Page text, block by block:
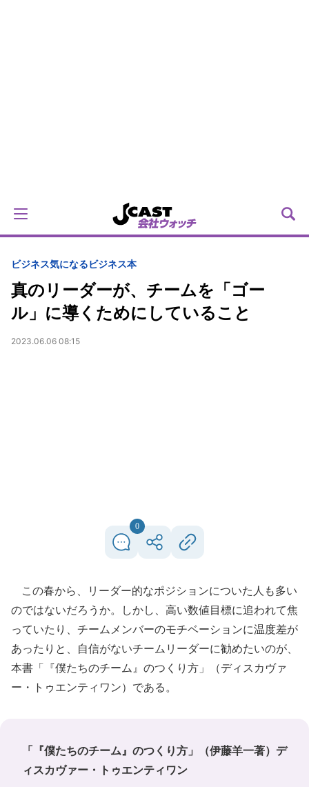
ビジネス気になるビジネス本
真のリーダーが、チームを「ゴー
ル」に導くためにしていること
2023.06.06 08:15
0
この春から、リーダー的なポジションについた人も多い
のではないだろうか。しかし、高い数値目標に追われて焦
っていたり、チームメンバーのモチベーションに温度差が
あったりと、自信がないチームリーダーに勧めたいのが、
本書「『僕たちのチーム』のつくり方」（ディスカヴァ
ー・トゥエンティワン）である。
「『僕たちのチーム』のつくり方」（伊藤羊一著）デ
ィスカヴァー・トゥエンティワン